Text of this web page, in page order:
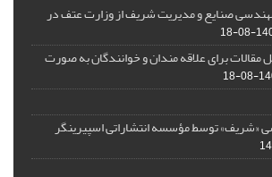
صنایع و مدیریت شریف از وزارت عتف در
برای علاقه مندان و خوانندگان به صورت
«شریف» توسط مؤسسه انتشاراتی اسپیرینگر